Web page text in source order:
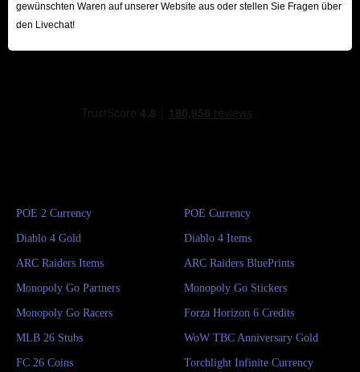
gewünschten Waren auf unserer Website aus oder stellen Sie Fragen über
den Livechat!
POE 2 Currency POE Currency
Diablo 4 Gold Diablo 4 Items
ARC Raiders Items ARC Raiders BluePrints
Monopoly Go Partners Monopoly Go Stickers
Monopoly Go Racers Forza Horizon 6 Credits
MLB 26 Stubs WoW TBC Anniversary Gold
FC 26 Coins Torchlight Infinite Currency